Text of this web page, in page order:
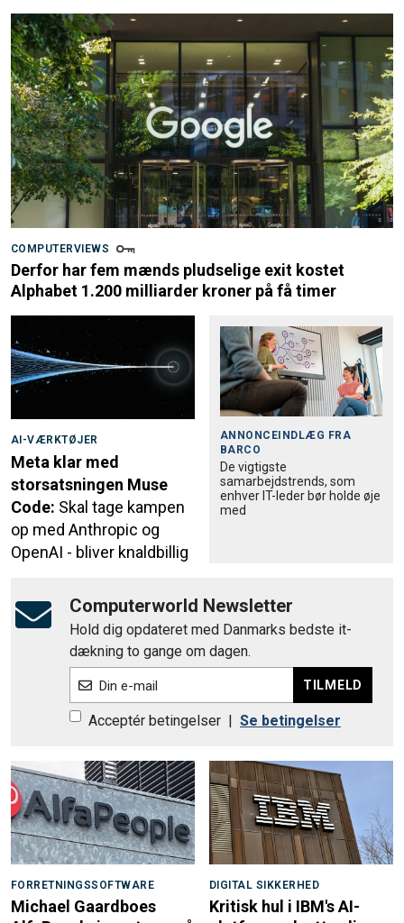
COMPUTERVIEWS
Derfor har fem mænds pludselige exit kostet
Alphabet 1.200 milliarder kroner på få timer
AI-VÆRKTØJER
Meta klar med
storsatsningen Muse
Code: Skal tage kampen
op med Anthropic og
OpenAI - bliver knaldbillig
ANNONCEINDLÆG FRA
BARCO
De vigtigste
samarbejdstrends, som
enhver IT-leder bør holde øje
med
Computerworld Newsletter
Hold dig opdateret med Danmarks bedste it-
dækning to gange om dagen.
Din e-mail TILMELD
Acceptér betingelser | Se betingelser
FORRETNINGSSOFTWARE
Michael Gaardboes
DIGITAL SIKKERHED
Kritisk hul i IBM's AI-